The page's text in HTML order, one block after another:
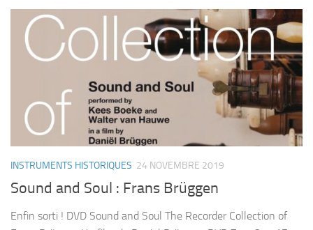
INSTRUMENTS HISTORIQUES 24 NOVEMBRE 2019
Sound and Soul : Frans Brüggen
Enfin sorti ! DVD Sound and Soul The Recorder Collection of